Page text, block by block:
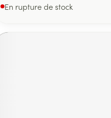
En rupture de stock